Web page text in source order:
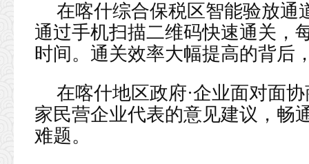
在喀什综合保税区智能验放通
通过手机扫描二维码快速通关，
时间。通关效率大幅提高的背后
在喀什地区政府·企业面对面
家民营企业代表的意见建议，畅
难题。